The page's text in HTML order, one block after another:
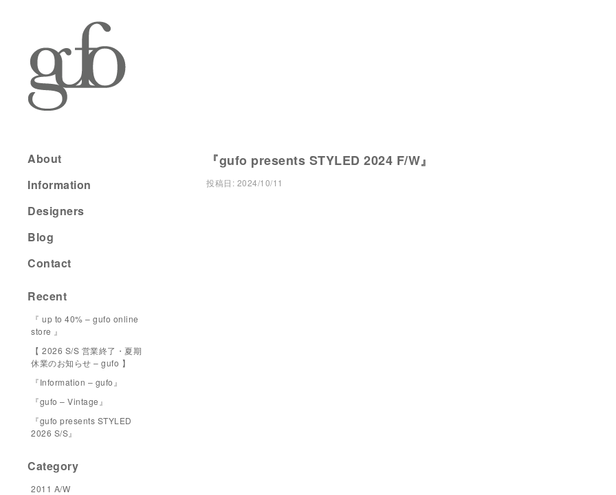
『gufo presents STYLED 2024 F/W』
投稿日: 2024/10/11
About
Information
Designers
Blog
Contact
Recent
『 up to 40% – gufo online
store 』
【 2026 S/S 営業終了・夏期
休業のお知らせ – gufo 】
『Information – gufo』
『gufo – Vintage』
『gufo presents STYLED
2026 S/S』
Category
2011 A/W